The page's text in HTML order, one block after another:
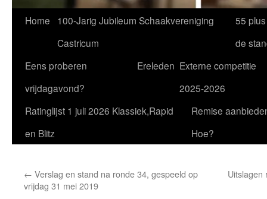
Home
100-Jarig Jubileum Schaakvereniging
Castricum
55
de
Eens proberen
vrijdagavond?
Ereleden Externe competitie
2025-2026
Ratinglijst 1 juli 2026 Klassiek,Rapid
en Blitz
Remise
Hoe?
← Verslag en stand na ronde 34, gespeeld op
vrijdag 31 mei 2019
Uitslagen